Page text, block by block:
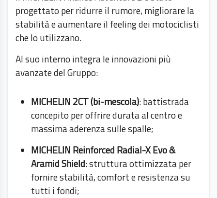
progettato per ridurre il rumore, migliorare la
stabilità e aumentare il feeling dei motociclisti
che lo utilizzano.
Al suo interno integra le innovazioni più
avanzate del Gruppo:
MICHELIN 2CT (bi-mescola): battistrada
concepito per offrire durata al centro e
massima aderenza sulle spalle;
MICHELIN Reinforced Radial-X Evo &
Aramid Shield: struttura ottimizzata per
fornire stabilità, comfort e resistenza su
tutti i fondi;